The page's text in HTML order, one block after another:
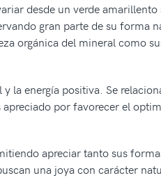
desde un verde
gran parte de su forma
orgánica del mineral como
la energía positiva. Se
por favorecer el
apreciar tanto sus
una joya con carácter